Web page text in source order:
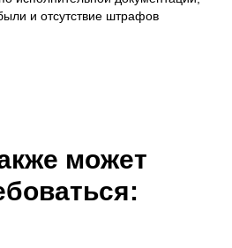
и отсутствие штрафов
может